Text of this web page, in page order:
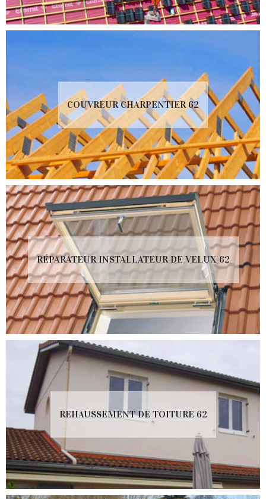
COUVREUR CHARPENTIER 62
RÉPARATEUR INSTALLATEUR DE VELUX 62
REHAUSSEMENT DE TOITURE 62